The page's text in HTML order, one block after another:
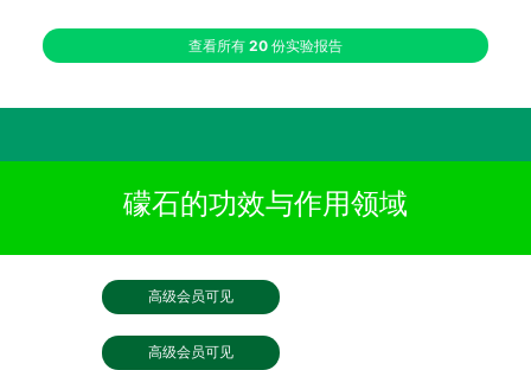
查看所有 20 份实验报告
礞石的功效与作用领域
高级会员可见
高级会员可见